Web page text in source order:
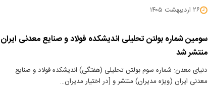
۲۶ اردیبهشت ۱۴۰۵
سومین شماره بولتن تحلیلی اندیشکده فولاد و صنایع معدنی ایران
منتشر شد
دنیای معدن: شماره سوم بولتن تحلیلی (هفتگی) اندیشکده فولاد و صنایع
معدنی ایران (ویژه مدیران) منتشر و [در اختیار مدیران…